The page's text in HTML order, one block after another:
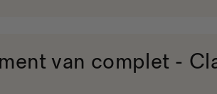
van complet -